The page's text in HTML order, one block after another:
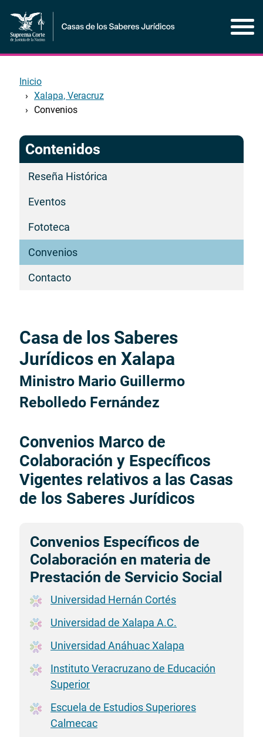
al
principal
Inicio
Xalapa, Veracruz
Convenios
Contenidos
Reseña Histórica
Eventos
Fototeca
Convenios
Contacto
Inicio
del
contenido
principal
Casa de los Saberes
Jurídicos en Xalapa
Ministro Mario Guillermo
Rebolledo Fernández
Convenios Marco de
Colaboración y Específicos
Vigentes relativos a las Casas
de los Saberes Jurídicos
Convenios Específicos de
Colaboración en materia de
Prestación de Servicio Social
Universidad Hernán Cortés
Universidad de Xalapa A.C.
Universidad Anáhuac Xalapa
Instituto Veracruzano de Educación
Superior
Escuela de Estudios Superiores
Calmecac